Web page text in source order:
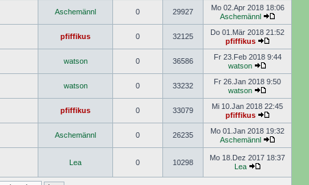
Aschemännl 0 29927
Mo 02.Apr 2018 18:06
Aschemännl
pfiffikus 0 32125
Do 01.Mär 2018 21:52
pfiffikus
watson 0 36586
Fr 23.Feb 2018 9:44
watson
watson 0 33232
Fr 26.Jan 2018 9:50
watson
pfiffikus 0 33079
Mi 10.Jan 2018 22:45
pfiffikus
Aschemännl 0 26235
Mo 01.Jan 2018 19:32
Aschemännl
Lea 0 10298
Mo 18.Dez 2017 18:37
Lea